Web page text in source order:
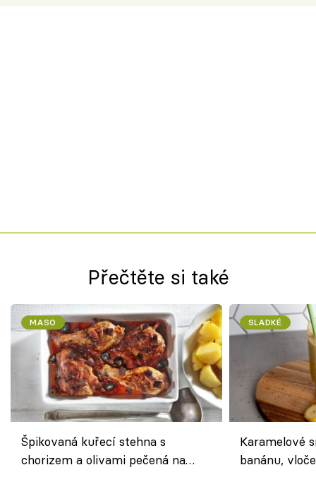
Přečtěte si také
MASO
Špikovaná kuřecí stehna s
chorizem a olivami pečená na
SLADKÉ
Karamelové
banánu,